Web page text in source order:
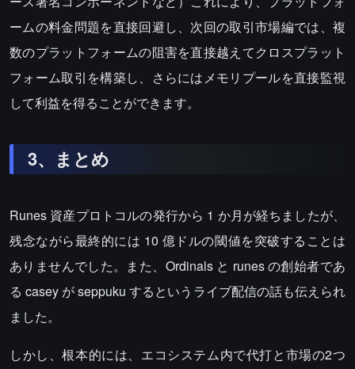
ームの料金問題を直接回避し、次回の取引市場編では、複
数のプラットフォームの阻害を直接越えてクロスプラット
フォーム取引を構築し、さらにはメモリプールを直接監視
して利益を得ることができます。
3、まとめ
Runes 資産プロトコルの発行から 1 か月が経ちましたが、
残念ながら最終的には 10 億ドルの閾値を突破することは
ありませんでした。また、Ordinals と runes の創始者であ
る casey が seppuku するというライブ配信の話も伝えられ
ました。
しかし、根本的には、エコシステム内で代打と市場の2つ